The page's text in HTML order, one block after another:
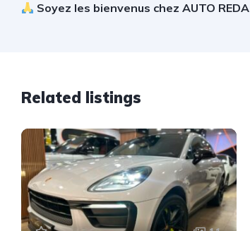
Soyez les bienvenus chez AUTO REDA
Related listings